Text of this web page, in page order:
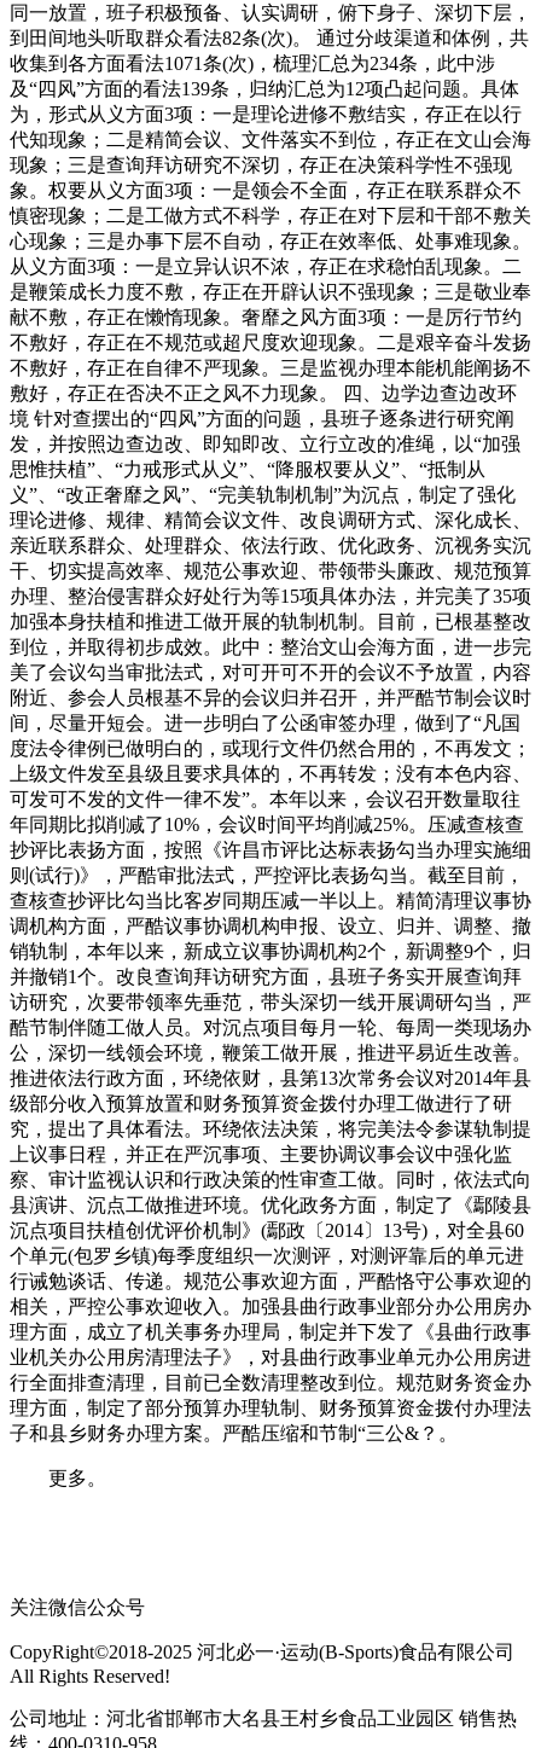
同一放置，班子积极预备、认实调研，俯下身子、深切下层，
到田间地头听取群众看法82条(次)。 通过分歧渠道和体例，共
收集到各方面看法1071条(次)，梳理汇总为234条，此中涉
及“四风”方面的看法139条，归纳汇总为12项凸起问题。具体
为，形式从义方面3项：一是理论进修不敷结实，存正在以行
代知现象；二是精简会议、文件落实不到位，存正在文山会海
现象；三是查询拜访研究不深切，存正在决策科学性不强现
象。权要从义方面3项：一是领会不全面，存正在联系群众不
慎密现象；二是工做方式不科学，存正在对下层和干部不敷关
心现象；三是办事下层不自动，存正在效率低、处事难现象。
从义方面3项：一是立异认识不浓，存正在求稳怕乱现象。二
是鞭策成长力度不敷，存正在开辟认识不强现象；三是敬业奉
献不敷，存正在懒惰现象。奢靡之风方面3项：一是厉行节约
不敷好，存正在不规范或超尺度欢迎现象。二是艰辛奋斗发扬
不敷好，存正在自律不严现象。三是监视办理本能机能阐扬不
敷好，存正在否决不正之风不力现象。 四、边学边查边改环
境 针对查摆出的“四风”方面的问题，县班子逐条进行研究阐
发，并按照边查边改、即知即改、立行立改的准绳，以“加强
思惟扶植”、“力戒形式从义”、“降服权要从义”、“抵制从
义”、“改正奢靡之风”、“完美轨制机制”为沉点，制定了强化
理论进修、规律、精简会议文件、改良调研方式、深化成长、
亲近联系群众、处理群众、依法行政、优化政务、沉视务实沉
干、切实提高效率、规范公事欢迎、带领带头廉政、规范预算
办理、整治侵害群众好处行为等15项具体办法，并完美了35项
加强本身扶植和推进工做开展的轨制机制。目前，已根基整改
到位，并取得初步成效。此中：整治文山会海方面，进一步完
美了会议勾当审批法式，对可开可不开的会议不予放置，内容
附近、参会人员根基不异的会议归并召开，并严酷节制会议时
间，尽量开短会。进一步明白了公函审签办理，做到了“凡国
度法令律例已做明白的，或现行文件仍然合用的，不再发文；
上级文件发至县级且要求具体的，不再转发；没有本色内容、
可发可不发的文件一律不发”。本年以来，会议召开数量取往
年同期比拟削减了10%，会议时间平均削减25%。压减查核查
抄评比表扬方面，按照《许昌市评比达标表扬勾当办理实施细
则(试行)》，严酷审批法式，严控评比表扬勾当。截至目前，
查核查抄评比勾当比客岁同期压减一半以上。精简清理议事协
调机构方面，严酷议事协调机构申报、设立、归并、调整、撤
销轨制，本年以来，新成立议事协调机构2个，新调整9个，归
并撤销1个。改良查询拜访研究方面，县班子务实开展查询拜
访研究，次要带领率先垂范，带头深切一线开展调研勾当，严
酷节制伴随工做人员。对沉点项目每月一轮、每周一类现场办
公，深切一线领会环境，鞭策工做开展，推进平易近生改善。
推进依法行政方面，环绕依财，县第13次常务会议对2014年县
级部分收入预算放置和财务预算资金拨付办理工做进行了研
究，提出了具体看法。环绕依法决策，将完美法令参谋轨制提
上议事日程，并正在严沉事项、主要协调议事会议中强化监
察、审计监视认识和行政决策的性审查工做。同时，依法式向
县演讲、沉点工做推进环境。优化政务方面，制定了《鄢陵县
沉点项目扶植创优评价机制》(鄢政〔2014〕13号)，对全县60
个单元(包罗乡镇)每季度组织一次测评，对测评靠后的单元进
行诫勉谈话、传递。规范公事欢迎方面，严酷恪守公事欢迎的
相关，严控公事欢迎收入。加强县曲行政事业部分办公用房办
理方面，成立了机关事务办理局，制定并下发了《县曲行政事
业机关办公用房清理法子》，对县曲行政事业单元办公用房进
行全面排查清理，目前已全数清理整改到位。规范财务资金办
理方面，制定了部分预算办理轨制、财务预算资金拨付办理法
子和县乡财务办理方案。严酷压缩和节制“三公&？。
更多。
关注微信公众号
CopyRight©2018-2025 河北必一·运动(B-Sports)食品有限公司
All Rights Reserved!
公司地址：河北省邯郸市大名县王村乡食品工业园区 销售热
线：400-0310-958